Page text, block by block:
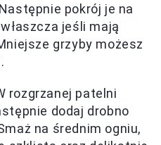
pokrój je na
jeśli mają
grzyby możesz
rozgrzanej patelni
dodaj drobno
na średnim ogniu,